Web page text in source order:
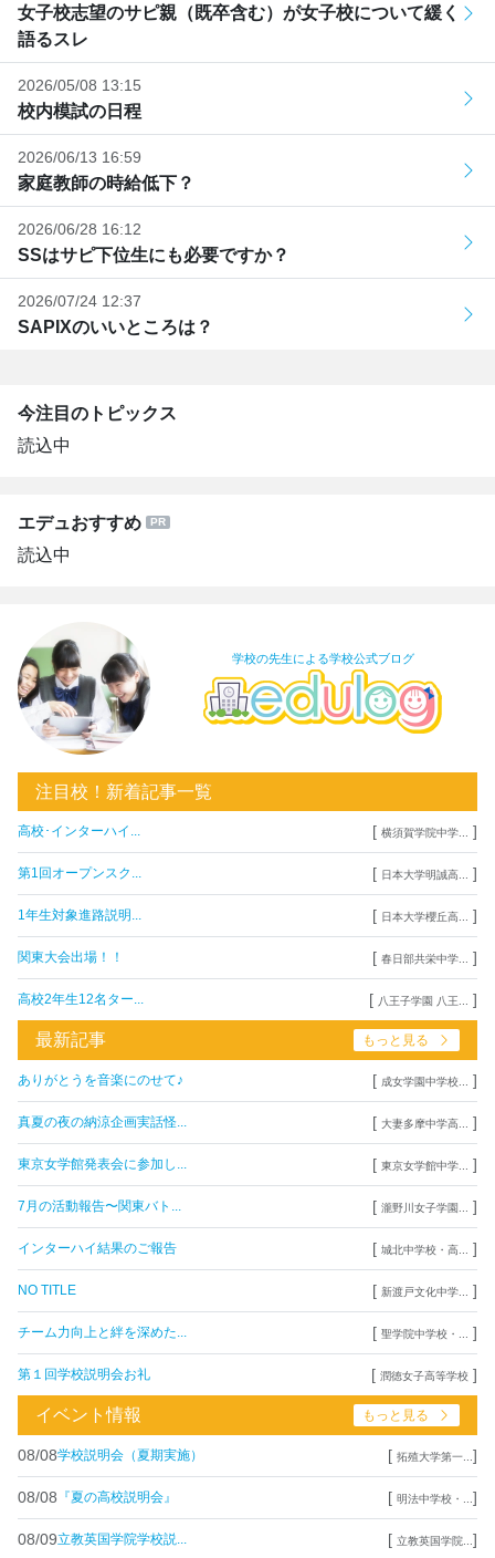
女子校志望のサピ親（既卒含む）が女子校について緩く
語るスレ
2026/05/08 13:15
校内模試の日程
2026/06/13 16:59
家庭教師の時給低下？
2026/06/28 16:12
SSはサピ下位生にも必要ですか？
2026/07/24 12:37
SAPIXのいいところは？
今注目のトピックス
読込中
エデュおすすめ
読込中
学校の先生による学校公式ブログ
注目校！新着記事一覧
高校･インターハイ... [ 横須賀学院中学... ]
第1回オープンスク... [ 日本大学明誠高... ]
1年生対象進路説明... [ 日本大学櫻丘高... ]
関東大会出場！！ [ 春日部共栄中学... ]
高校2年生12名ター... [ 八王子学園 八王... ]
最新記事 もっと見る
ありがとうを音楽にのせて♪ [ 成女学園中学校... ]
真夏の夜の納涼企画実話怪... [ 大妻多摩中学高... ]
東京女学館発表会に参加し... [ 東京女学館中学... ]
7月の活動報告〜関東バト... [ 瀧野川女子学園... ]
インターハイ結果のご報告 [ 城北中学校・高... ]
NO TITLE [ 新渡戸文化中学... ]
チーム力向上と絆を深めた... [ 聖学院中学校・... ]
第１回学校説明会お礼 [ 潤徳女子高等学校 ]
イベント情報 もっと見る
08/08学校説明会（夏期実施） [ 拓殖大学第一... ]
08/08 『夏の高校説明会』 [ 明法中学校・... ]
08/09立教英国学院学校説... [ 立教英国学院... ]